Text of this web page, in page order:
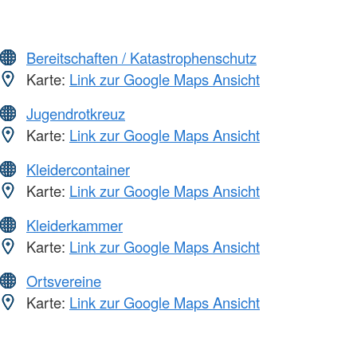
Bereitschaften / Katastrophenschutz
Karte: Link zur Google Maps Ansicht
Jugendrotkreuz
Karte: Link zur Google Maps Ansicht
Kleidercontainer
Karte: Link zur Google Maps Ansicht
Kleiderkammer
Karte: Link zur Google Maps Ansicht
Ortsvereine
Karte: Link zur Google Maps Ansicht